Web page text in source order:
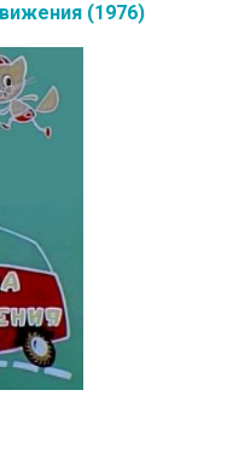
(1976)